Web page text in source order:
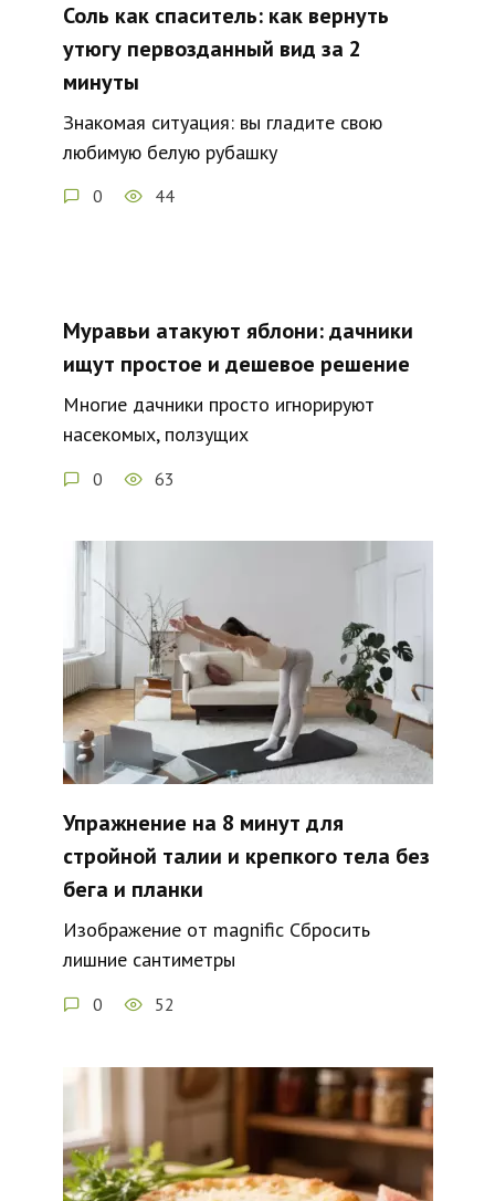
Соль как спаситель: как вернуть
утюгу первозданный вид за 2
минуты
Знакомая ситуация: вы гладите свою
любимую белую рубашку
0 44
Муравьи атакуют яблони: дачники
ищут простое и дешевое решение
Многие дачники просто игнорируют
насекомых, ползущих
0 63
Упражнение на 8 минут для
стройной талии и крепкого тела без
бега и планки
Изображение от magnific Сбросить
лишние сантиметры
0 52